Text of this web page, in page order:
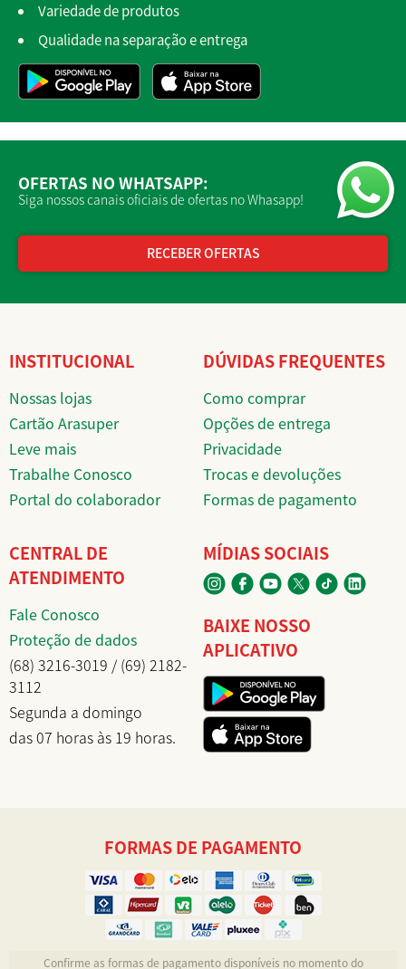
Variedade de produtos
Qualidade na separação e entrega
OFERTAS NO WHATSAPP:
Siga nossos canais oficiais de ofertas no Whasapp!
RECEBER OFERTAS
INSTITUCIONAL
Nossas lojas
Cartão Arasuper
Leve mais
Trabalhe Conosco
Portal do colaborador
DÚVIDAS FREQUENTES
Como comprar
Opções de entrega
Privacidade
Trocas e devoluções
Formas de pagamento
CENTRAL DE
ATENDIMENTO
Fale Conosco
Proteção de dados
(68) 3216-3019 / (69) 2182-
3112
Segunda a domingo
das 07 horas às 19 horas.
MÍDIAS SOCIAIS
BAIXE NOSSO
APLICATIVO
FORMAS DE PAGAMENTO
Confirme as formas de pagamento disponíveis no momento do